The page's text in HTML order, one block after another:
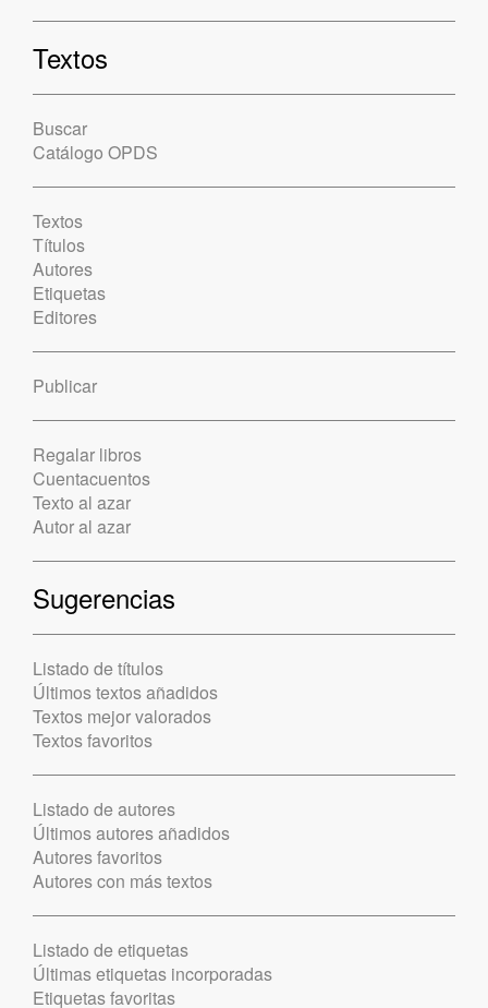
Textos
Buscar
Catálogo OPDS
Textos
Títulos
Autores
Etiquetas
Editores
Publicar
Regalar libros
Cuentacuentos
Texto al azar
Autor al azar
Sugerencias
Listado de títulos
Últimos textos añadidos
Textos mejor valorados
Textos favoritos
Listado de autores
Últimos autores añadidos
Autores favoritos
Autores con más textos
Listado de etiquetas
Últimas etiquetas incorporadas
Etiquetas favoritas